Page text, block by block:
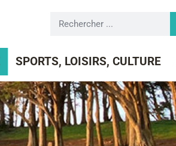
SPORTS, LOISIRS, CULTURE